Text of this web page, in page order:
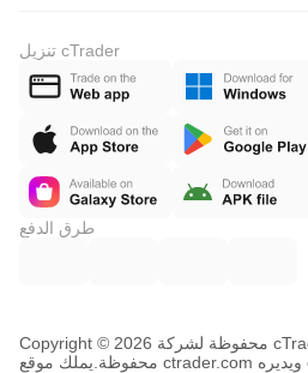
تنزيل cTrader
طرق الدفع
Copyright © محفوظة لشركة 2026 cTrader Ltd. جميع الحقوق
محفوظة. يملك موقع ctrader.com ويديره cTrader Ltd، 78 Spyrou